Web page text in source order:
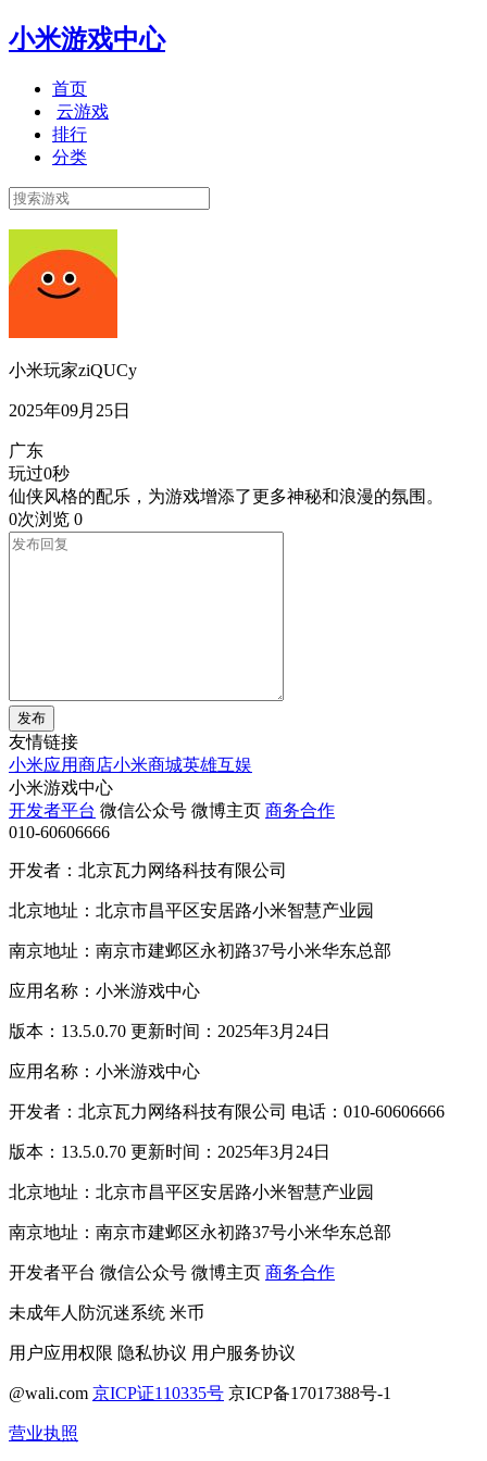
小米游戏中心
首页
云游戏
排行
分类
小米玩家ziQUCy
2025年09月25日
广东
玩过0秒
仙侠风格的配乐，为游戏增添了更多神秘和浪漫的氛围。
0次浏览 0
发布
友情链接
小米应用商店小米商城英雄互娱
小米游戏中心
开发者平台 微信公众号 微博主页 商务合作
010-60606666
开发者：北京瓦力网络科技有限公司
北京地址：北京市昌平区安居路小米智慧产业园
南京地址：南京市建邺区永初路37号小米华东总部
应用名称：小米游戏中心
版本：13.5.0.70 更新时间：2025年3月24日
应用名称：小米游戏中心
开发者：北京瓦力网络科技有限公司 电话：010-60606666
版本：13.5.0.70 更新时间：2025年3月24日
北京地址：北京市昌平区安居路小米智慧产业园
南京地址：南京市建邺区永初路37号小米华东总部
开发者平台 微信公众号 微博主页 商务合作
未成年人防沉迷系统 米币
用户应用权限 隐私协议 用户服务协议
@wali.com 京ICP证110335号 京ICP备17017388号-1
营业执照